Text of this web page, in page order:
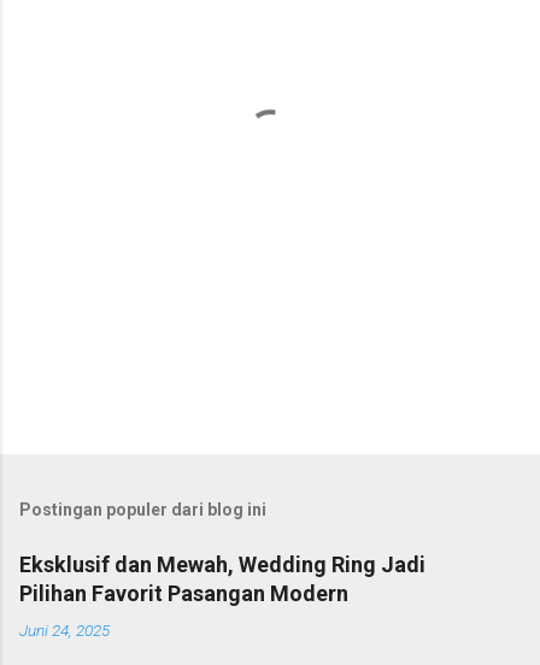
Postingan populer dari blog ini
Eksklusif dan Mewah, Wedding Ring Jadi
Pilihan Favorit Pasangan Modern
Juni 24, 2025